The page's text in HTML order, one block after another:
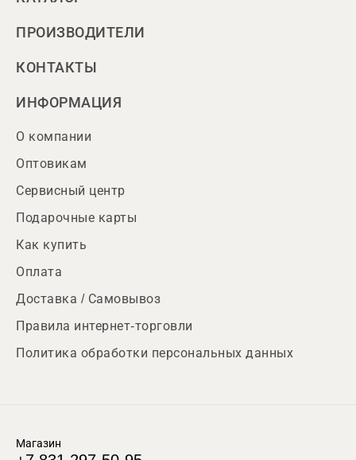
ПРОИЗВОДИТЕЛИ
КОНТАКТЫ
ИНФОРМАЦИЯ
О компании
Оптовикам
Сервисный центр
Подарочные карты
Как купить
Оплата
Доставка / Самовывоз
Правила интернет-торговли
Политика обработки персональных данных
Магазин